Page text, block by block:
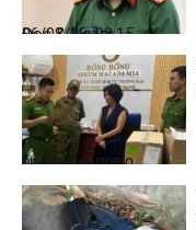
Đọc & Ngẫm
06/08/26, 08:15
Nhịp sống 24h
06/08/26, 00:00